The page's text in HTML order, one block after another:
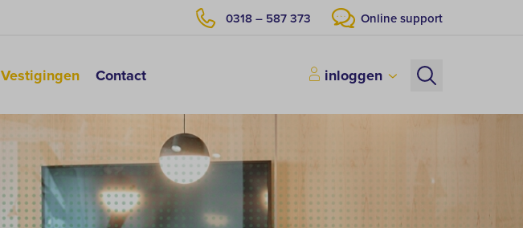
Vestigingen Contact
0318 – 587 373 Online support
inloggen